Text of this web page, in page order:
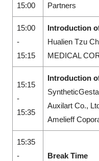
15:00
Partners
15:00
-
15:15
Introduction
Hualien Tzu
MEDICAL
15:15
-
15:35
Introduction
Auxilart Co.,
Amelieff
15:35
-
Break Time